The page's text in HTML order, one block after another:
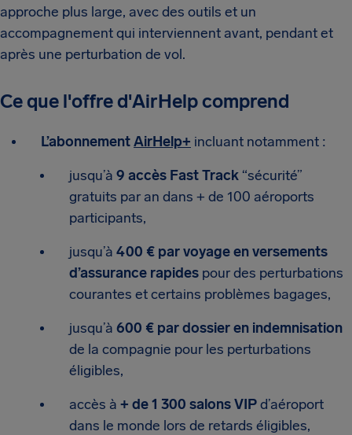
approche plus large, avec des outils et un
accompagnement qui interviennent avant, pendant et
après une perturbation de vol.
Ce que l'offre d'AirHelp comprend
L’abonnementAirHelp+ incluant notamment :
jusqu’à 9 accès Fast Track “sécurité”
gratuits par an dans + de 100 aéroports
participants,
jusqu’à 400 € par voyage en versements
d’assurance rapides pour des perturbations
courantes et certains problèmes bagages,
jusqu’à 600 € par dossier en indemnisation
de la compagnie pour les perturbations
éligibles,
accès à + de 1 300 salons VIPd’aéroport
dans le monde lors de retards éligibles,